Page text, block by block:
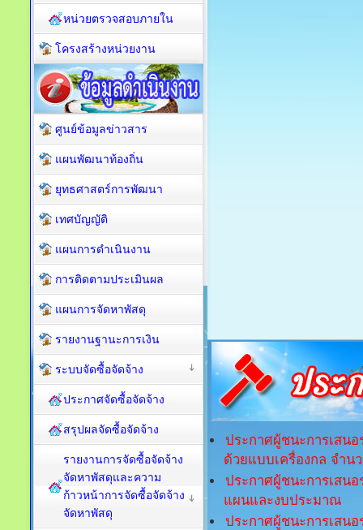
ประกาศผู้ชนะการเสน
ด้วยแบบเครื่องกล จำน
ประกาศผู้ชนะการเสน
แผนและงบประมาณ
ประกาศผู้ชนะการเสน
หน่วยตรวจสอบภายใน
โครงสร้างหน่วยงาน
ศูนย์ข้อมูลข่าวสาร
แผนพัฒนาท้องถิ่น
ยุทธศาสตร์การพัฒนา
เทศบัญญัติ
แผนการดำเนินงาน
การติดตามประเมินผล
แผนการจัดหาพัสดุ
รายงานฐานะการเงิน
ระบบจัดซื้อจัดจ้าง
ประกาศจัดซื้อจัดจ้าง
สรุปผลจัดซื้อจัดจ้าง
รายงานการจัดซื้อจัดจ้าง
จัดหาพัสดุและความ
ก้าวหน้าการจัดซื้อจัดจ้าง
จัดหาพัสดุ